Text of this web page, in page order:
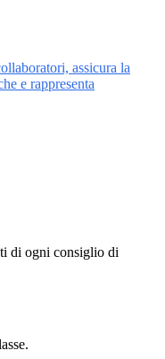
assicura la
e rappresenta
di ogni consiglio di